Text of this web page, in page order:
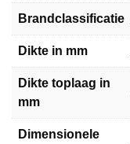
Brandclassificatie
Dikte in mm
Dikte toplaag in
mm
Dimensionele